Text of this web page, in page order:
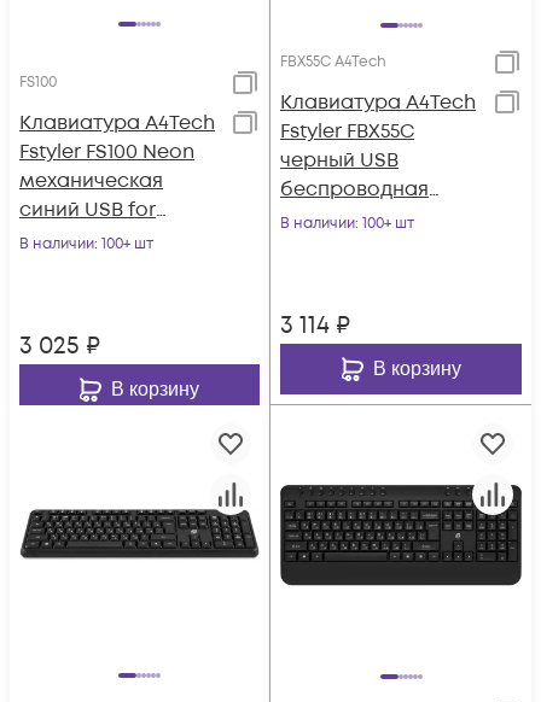
FS100
Клавиатура A4Tech
Fstyler FS100 Neon
механическая
синий USB for
gamer LED (FS100)
В наличии: 100+ шт
3 025 ₽
В корзину
FBX55C A4Tech
Клавиатура A4Tech
Fstyler FBX55C
черный USB
беспроводная
BT/Radio slim
В наличии: 100+ шт
3 114 ₽
В корзину